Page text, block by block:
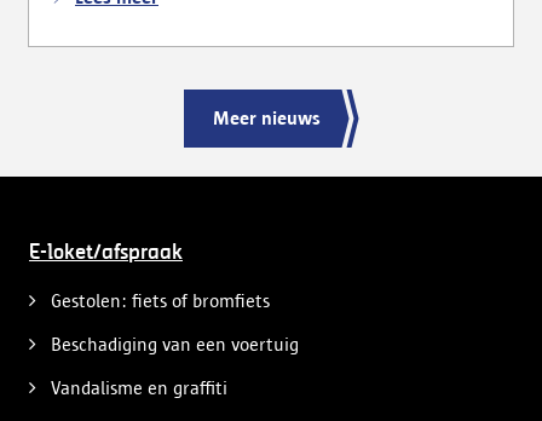
Meer nieuws
E-loket/afspraak
Gestolen: fiets of bromfiets
Beschadiging van een voertuig
Vandalisme en graffiti